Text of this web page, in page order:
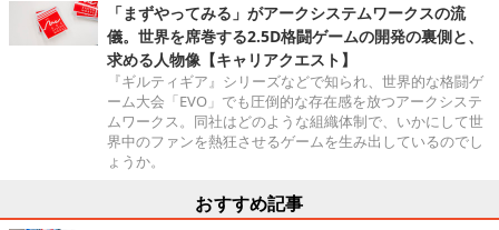
「まずやってみる」がアークシステムワークスの流
儀。世界を席巻する2.5D格闘ゲームの開発の裏側と、
求める人物像【キャリアクエスト】
『ギルティギア』シリーズなどで知られ、世界的な格闘ゲ
ーム大会「EVO」でも圧倒的な存在感を放つアークシステ
ムワークス。同社はどのような組織体制で、いかにして世
界中のファンを熱狂させるゲームを生み出しているのでし
ょうか。
おすすめ記事